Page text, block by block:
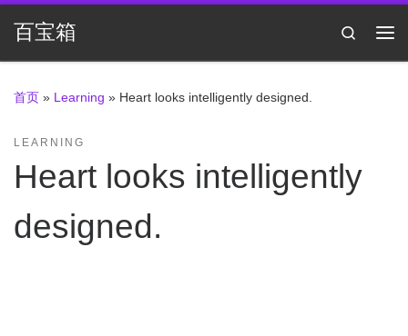
Skip to content
百宝箱
Search
首页 » Learning » Heart looks intelligently designed.
LEARNING
Heart looks intelligently
designed.